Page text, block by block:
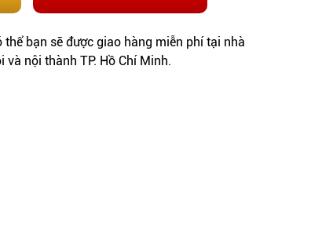
thể bạn sẽ được giao hàng miễn phí tại nhà
và nội thành TP. Hồ Chí Minh.